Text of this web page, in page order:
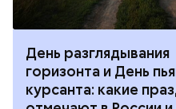
День разглядывания
горизонта и День
курсанта: какие